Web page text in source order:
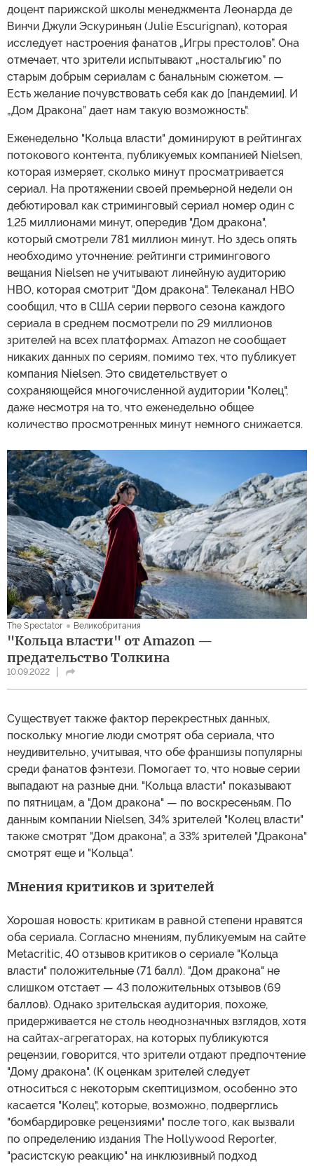
доцент парижской школы менеджмента Леонарда де
Винчи Джули Эскуриньян (Julie Escurignan), которая
исследует настроения фанатов „Игры престолов”. Она
отмечает, что зрители испытывают „ностальгию” по
старым добрым сериалам с банальным сюжетом. —
Есть желание почувствовать себя как до [пандемии]. И
„Дом Дракона” дает нам такую возможность".
Еженедельно "Кольца власти" доминируют в рейтингах
потокового контента, публикуемых компанией Nielsen,
которая измеряет, сколько минут просматривается
сериал. На протяжении своей премьерной недели он
дебютировал как стриминговый сериал номер один с
1,25 миллионами минут, опередив "Дом дракона",
который смотрели 781 миллион минут. Но здесь опять
необходимо уточнение: рейтинги стримингового
вещания Nielsen не учитывают линейную аудиторию
HBO, которая смотрит "Дом дракона". Телеканал HBO
сообщил, что в США серии первого сезона каждого
сериала в среднем посмотрели по 29 миллионов
зрителей на всех платформах. Amazon не сообщает
никаких данных по сериям, помимо тех, что публикует
компания Nielsen. Это свидетельствует о
сохраняющейся многочисленной аудитории "Колец",
даже несмотря на то, что еженедельно общее
количество просмотренных минут немного снижается.
The Spectator Великобритания
"Кольца власти" от Amazon —
предательство Толкина
10.09.2022
Существует также фактор перекрестных данных,
поскольку многие люди смотрят оба сериала, что
неудивительно, учитывая, что обе франшизы популярны
среди фанатов фэнтези. Помогает то, что новые серии
выпадают на разные дни. "Кольца власти" показывают
по пятницам, а "Дом дракона" — по воскресеньям. По
данным компании Nielsen, 34% зрителей "Колец власти"
также смотрят "Дом дракона", а 33% зрителей "Дракона"
смотрят еще и "Кольца".
Мнения критиков и зрителей
Хорошая новость: критикам в равной степени нравятся
оба сериала. Согласно мнениям, публикуемым на сайте
Metacritic, 40 отзывов критиков о сериале "Кольца
власти" положительные (71 балл). "Дом дракона" не
слишком отстает — 43 положительных отзывов (69
баллов). Однако зрительская аудитория, похоже,
придерживается не столь неоднозначных взглядов, хотя
на сайтах-агрегаторах, на которых публикуются
рецензии, говорится, что зрители отдают предпочтение
"Дому дракона". (К оценкам зрителей следует
относиться с некоторым скептицизмом, особенно это
касается "Колец", которые, возможно, подверглись
"бомбардировке рецензиями" после того, как вызвали
по определению издания The Hollywood Reporter,
"расистскую реакцию" на инклюзивный подход